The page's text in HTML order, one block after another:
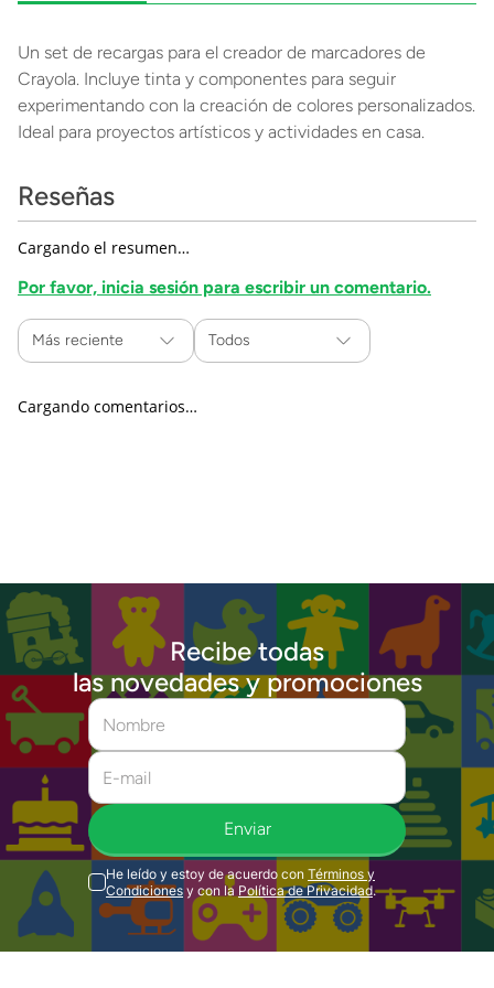
Un set de recargas para el creador de marcadores de
Crayola. Incluye tinta y componentes para seguir
experimentando con la creación de colores personalizados.
Ideal para proyectos artísticos y actividades en casa.
Reseñas
Cargando el resumen…
Por favor, inicia sesión para escribir un comentario.
Más reciente Todos
Cargando comentarios…
Recibe todas
las novedades y promociones
Enviar
He leído y estoy de acuerdo con Términos y
Condiciones y con la Política de Privacidad.